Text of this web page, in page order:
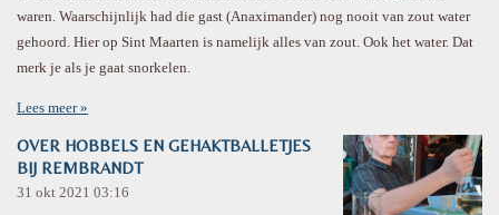
waren. Waarschijnlijk had die gast (Anaximander) nog nooit van zout water
gehoord. Hier op Sint Maarten is namelijk alles van zout. Ook het water. Dat
merk je als je gaat snorkelen.
Lees meer »
OVER HOBBELS EN GEHAKTBALLETJES
BIJ REMBRANDT
31 okt 2021 03:16